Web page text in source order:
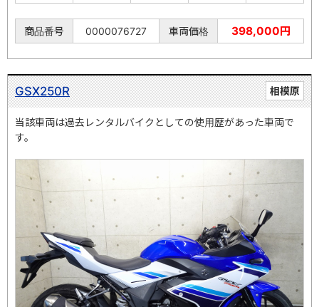
商品番号 0000076727 車両価格 398,000円
相模原
GSX250R
当該車両は過去レンタルバイクとしての使用歴があった車両で
す。